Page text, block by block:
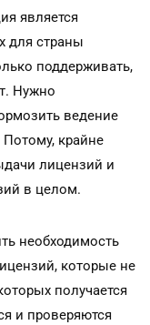
является
для страны
поддерживать,
Нужно
ведение
крайне
лицензий и
в целом.
необходимость
которые не
получается
и проверяются